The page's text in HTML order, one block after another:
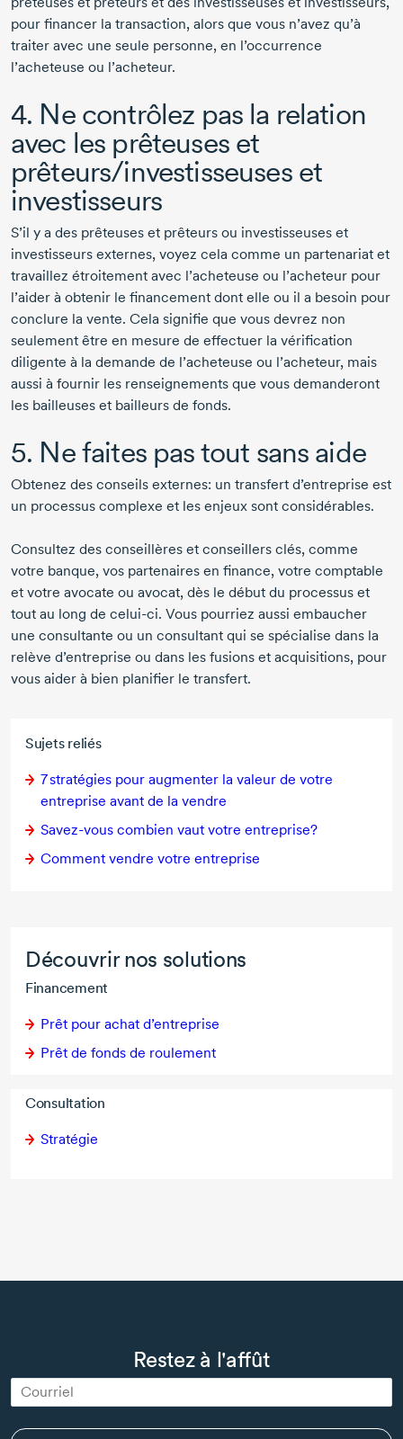
Sujets reliés
7 stratégies pour augmenter la valeur de votre
entreprise avant de la vendre
Savez-vous combien vaut votre entreprise?
Comment vendre votre entreprise
Découvrir nos solutions
Financement
Prêt pour achat d’entreprise
Prêt de fonds de roulement
Consultation
Stratégie
pour financer la transaction, alors que vous n’avez qu’à
traiter avec une seule personne, en l’occurrence
l’acheteuse ou l’acheteur.
4. Ne contrôlez pas la relation
avec les prêteuses et
prêteurs/investisseuses et
investisseurs
S’il y a des prêteuses et prêteurs ou investisseuses et
investisseurs externes, voyez cela comme un partenariat et
travaillez étroitement avec l’acheteuse ou l’acheteur pour
l’aider à obtenir le financement dont elle ou il a besoin pour
conclure la vente. Cela signifie que vous devrez non
seulement être en mesure de effectuer la vérification
diligente à la demande de l’acheteuse ou l’acheteur, mais
aussi à fournir les renseignements que vous demanderont
les bailleuses et bailleurs de fonds.
5. Ne faites pas tout sans aide
Obtenez des conseils externes: un transfert d’entreprise est
un processus complexe et les enjeux sont considérables.
Consultez des conseillères et conseillers clés, comme
votre banque, vos partenaires en finance, votre comptable
et votre avocate ou avocat, dès le début du processus et
tout au long de celui-ci. Vous pourriez aussi embaucher
une consultante ou un consultant qui se spécialise dans la
relève d’entreprise ou dans les fusions et acquisitions, pour
vous aider à bien planifier le transfert.
Restez à l'affût